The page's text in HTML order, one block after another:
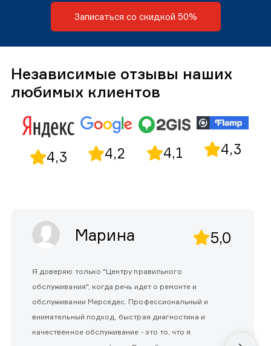
Записаться со скидкой 50%
Независимые отзывы наших
любимых клиентов
4,3 4,2 4,1 4,3
Марина 5,0
Я доверяю только "Центру правильного
обслуживания", когда речь идет о ремонте и
обслуживании Мерседес. Профессиональный и
внимательный подход, быстрая диагностика и
качественное обслуживание - это то, что я